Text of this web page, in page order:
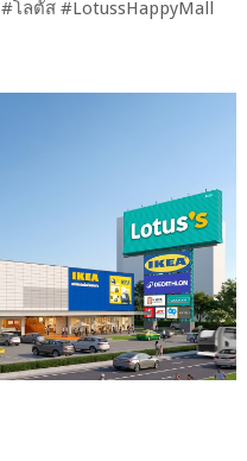
โลตัส #LotussHappyMall